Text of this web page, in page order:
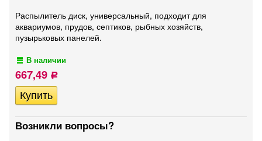
Распылитель диск, универсальный, подходит для
аквариумов, прудов, септиков, рыбных хозяйств,
пузырьковых панелей.
В наличии
667,49 Р
Возникли вопросы?